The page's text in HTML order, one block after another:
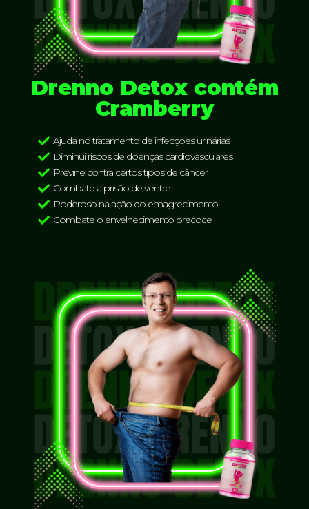
Drenno Detox contém
Cramberry
Ajuda no tratamento de infecções urinárias
Diminui riscos de doenças cardiovasculares
Previne contra certos tipos de câncer
Combate a prisão de ventre
Poderoso na ação do emagrecimento
Combate o envelhecimento precoce